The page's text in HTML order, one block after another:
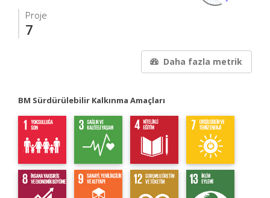
Proje
7
Daha fazla metrik
BM Sürdürülebilir Kalkınma Amaçları